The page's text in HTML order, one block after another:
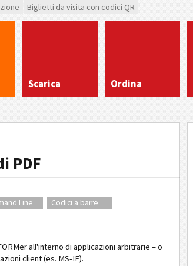
Biglietti da visita con codici QR
Scarica Ordina
PDF
Line
Codici a barre
all'interno di applicazioni arbitrarie – o
client (es. MS-IE).